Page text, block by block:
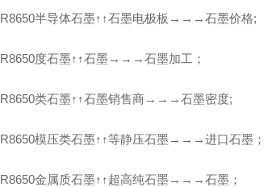
R8650半导体石墨↑↑石墨电极板→→→石墨价格;
R8650度石墨↑↑石墨→→→石墨加工；
R8650类石墨↑↑石墨销售商→→→石墨密度;
R8650模压类石墨↑↑等静压石墨→→→进口石墨；
R8650金属质石墨↑↑超高纯石墨→→→石墨；